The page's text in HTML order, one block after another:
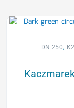
DN 250, K2